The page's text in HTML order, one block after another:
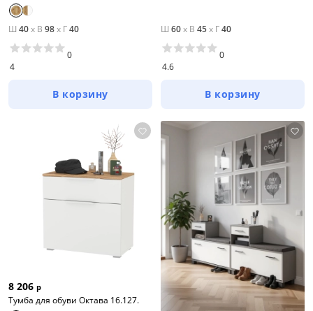
Ш 40x В 98x Г40
4
0
В корзину
Ш 60x В 45x Г40
4.6
0
В корзину
8 206 р
Тумба для обуви Октава 16.127.